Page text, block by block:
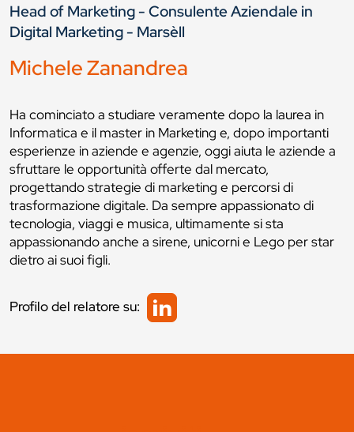
Head of Marketing - Consulente Aziendale in
Digital Marketing - Marsèll
Michele Zanandrea
Ha cominciato a studiare veramente dopo la laurea in
Informatica e il master in Marketing e, dopo importanti
esperienze in aziende e agenzie, oggi aiuta le aziende a
sfruttare le opportunità offerte dal mercato,
progettando strategie di marketing e percorsi di
trasformazione digitale. Da sempre appassionato di
tecnologia, viaggi e musica, ultimamente si sta
appassionando anche a sirene, unicorni e Lego per star
dietro ai suoi figli.
Profilo del relatore su: